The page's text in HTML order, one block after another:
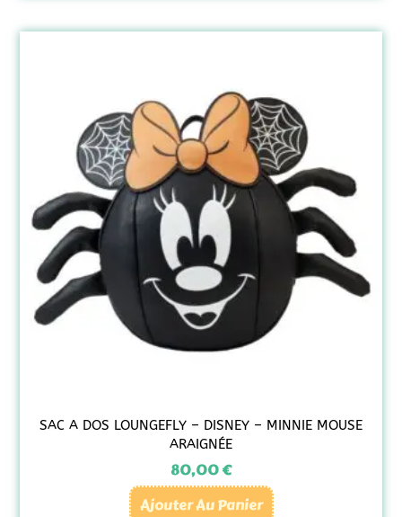
SAC A DOS LOUNGEFLY – DISNEY – MINNIE MOUSE
ARAIGNÉE
80,00€
Ajouter Au Panier